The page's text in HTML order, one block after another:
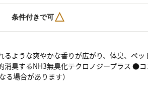
条件付きで可△
ような爽やかな香りが広がり、体臭、ペ
臭するNH3無臭化テクロノジープラス ●
場合があります）